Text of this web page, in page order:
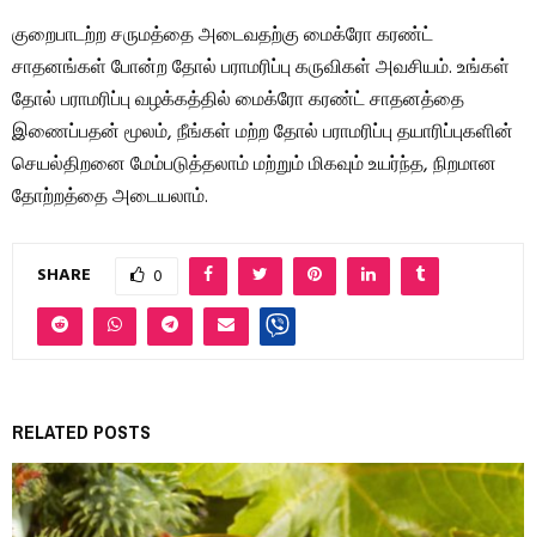
குறைபாடற்ற சருமத்தை அடைவதற்கு மைக்ரோ கரண்ட்
சாதனங்கள் போன்ற தோல் பராமரிப்பு கருவிகள் அவசியம். உங்கள்
தோல் பராமரிப்பு வழக்கத்தில் மைக்ரோ கரண்ட் சாதனத்தை
இணைப்பதன் மூலம், நீங்கள் மற்ற தோல் பராமரிப்பு தயாரிப்புகளின்
செயல்திறனை மேம்படுத்தலாம் மற்றும் மிகவும் உயர்ந்த, நிறமான
தோற்றத்தை அடையலாம்.
SHARE 0
RELATED POSTS